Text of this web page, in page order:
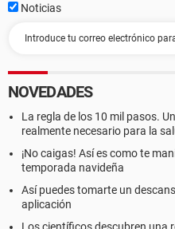
Noticias
NOVEDADES
La regla de los 10 mil pasos.
realmente necesario para la
¡No caigas! Así es como te
temporada navideña
Así puedes tomarte un
aplicación